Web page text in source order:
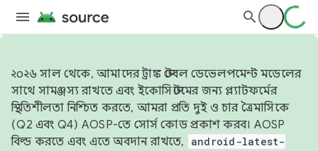
২০২৬ সাল থেকে, আমাদের ট্রাঙ্ক স্টেবল ডেভেলপমেন্ট মডেলের
সাথে সামঞ্জস্য রাখতে এবং ইকোসিস্টেমের জন্য প্ল্যাটফর্মের
স্থিতিশীলতা নিশ্চিত করতে, আমরা প্রতি দুই ও চার ত্রৈমাসিকে
(Q2 এবং Q4) AOSP-তে সোর্স কোড প্রকাশ করব। AOSP
বিল্ড করতে এবং এতে অবদান রাখতে,
android-latest-